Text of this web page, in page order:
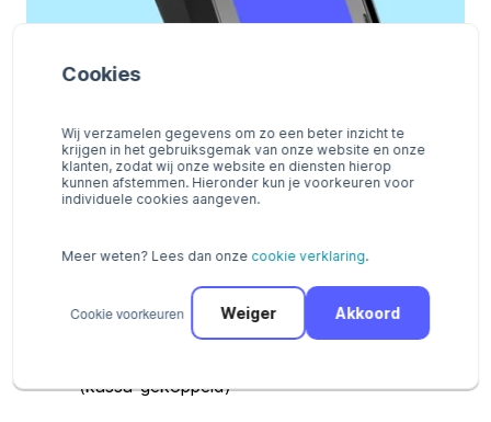
Cookies
Wij verzamelen gegevens om zo een beter inzicht te
krijgen in het gebruiksgemak van onze website en onze
klanten, zodat wij onze website en diensten hierop
kunnen afstemmen. Hieronder kun je voorkeuren voor
individuele cookies aangeven.
Meer weten? Lees dan onze cookie verklaring.
Cookie voorkeuren Akkoord
Weiger
Onbemande
betaalautomaat IM30
(kassa-gekoppeld)